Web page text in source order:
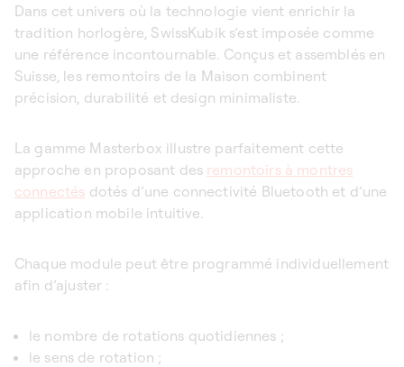
Dans cet univers où la technologie vient enrichir la
tradition horlogère, SwissKubik s’est imposée comme
une référence incontournable. Conçus et assemblés en
Suisse, les remontoirs de la Maison combinent
précision, durabilité et design minimaliste.
La gamme Masterbox illustre parfaitement cette
approche en proposant des remontoirs à montres
connectés dotés d’une connectivité Bluetooth et d’une
application mobile intuitive.
Chaque module peut être programmé individuellement
afin d’ajuster :
le nombre de rotations quotidiennes ;
le sens de rotation ;